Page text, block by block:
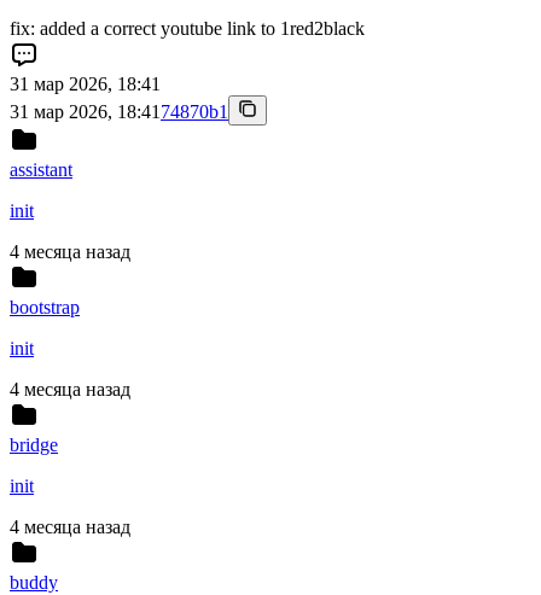
fix: added a correct youtube link to 1red2black
31 мар 2026, 18:41
31 мар 2026, 18:41 74870b1
assistant
init
4 месяца назад
bootstrap
init
4 месяца назад
bridge
init
4 месяца назад
buddy